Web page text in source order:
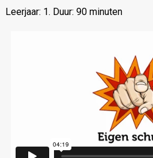
Leerjaar: 1. Duur: 90 minuten